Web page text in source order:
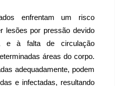
enfrentam um risco
lesões por pressão devido
e à falta de circulação
áreas do corpo.
adequadamente, podem
e infectadas, resultando